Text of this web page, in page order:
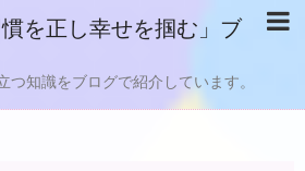
を正し幸せを掴む」ブ
つ知識をブログで紹介しています。